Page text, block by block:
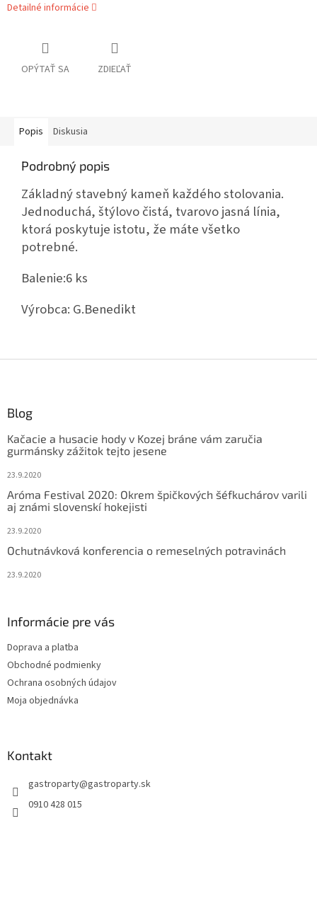
Detailné informácie
OPÝTAŤ SA ZDIEĽAŤ
Popis Diskusia
Podrobný popis
Základný stavebný kameň každého stolovania.
Jednoduchá, štýlovo čistá, tvarovo jasná línia,
ktorá poskytuje istotu, že máte všetko
potrebné.
Balenie:6 ks
Výrobca: G.Benedikt
Blog
Kačacie a husacie hody v Kozej bráne vám zaručia
gurmánsky zážitok tejto jesene
23.9.2020
Aróma Festival 2020: Okrem špičkových šéfkuchárov varili
aj známi slovenskí hokejisti
23.9.2020
Ochutnávková konferencia o remeselných potravinách
23.9.2020
Informácie pre vás
Doprava a platba
Obchodné podmienky
Ochrana osobných údajov
Moja objednávka
Kontakt
gastroparty@gastroparty.sk
0910 428 015